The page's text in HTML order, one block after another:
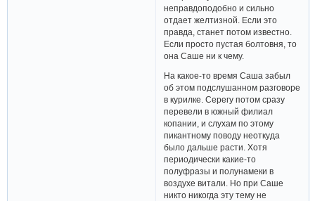
неправдоподобно и сильно
отдает желтизной. Если это
правда, станет потом известно.
Если просто пустая болтовня, то
она Саше ни к чему.
На какое-то время Саша забыл
об этом подслушанном разговоре
в курилке. Серегу потом сразу
перевели в южный филиал
копании, и слухам по этому
пикантному поводу неоткуда
было дальше расти. Хотя
периодически какие-то
полуфразы и полунамеки в
воздухе витали. Но при Саше
никто никогда эту тему не